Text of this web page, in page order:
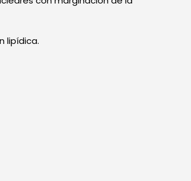
lipídica.